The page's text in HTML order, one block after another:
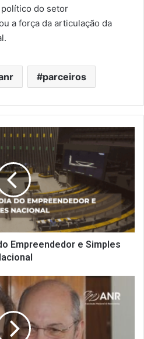
do setor
a força da articulação da
parceiros
Empreendedor e Simples